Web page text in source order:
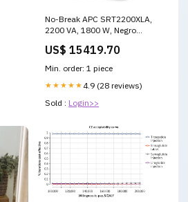
No-Break APC SRT2200XLA,
2200 VA, 1800 W, Negro
US$ 15419.70
Min. order: 1 piece
★★★★★ 4.9 (28 reviews)
Sold : Login>>